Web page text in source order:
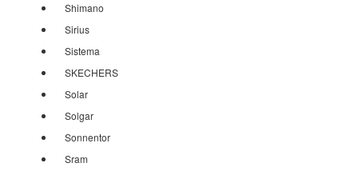
Shimano
Sirius
Sistema
SKECHERS
Solar
Solgar
Sonnentor
Sram